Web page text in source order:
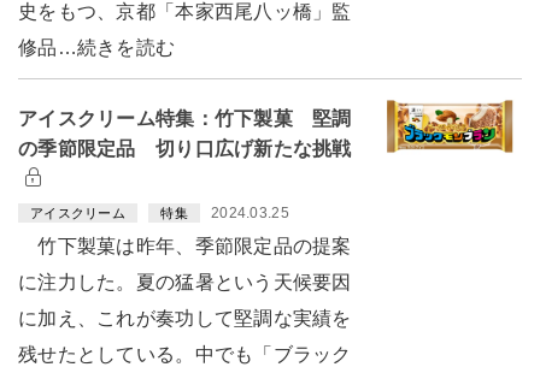
史をもつ、京都「本家西尾八ッ橋」監
修品…続きを読む
アイスクリーム特集：竹下製菓 堅調
の季節限定品 切り口広げ新たな挑戦
アイスクリーム 特集 2024.03.25
竹下製菓は昨年、季節限定品の提案
に注力した。夏の猛暑という天候要因
に加え、これが奏功して堅調な実績を
残せたとしている。中でも「ブラック